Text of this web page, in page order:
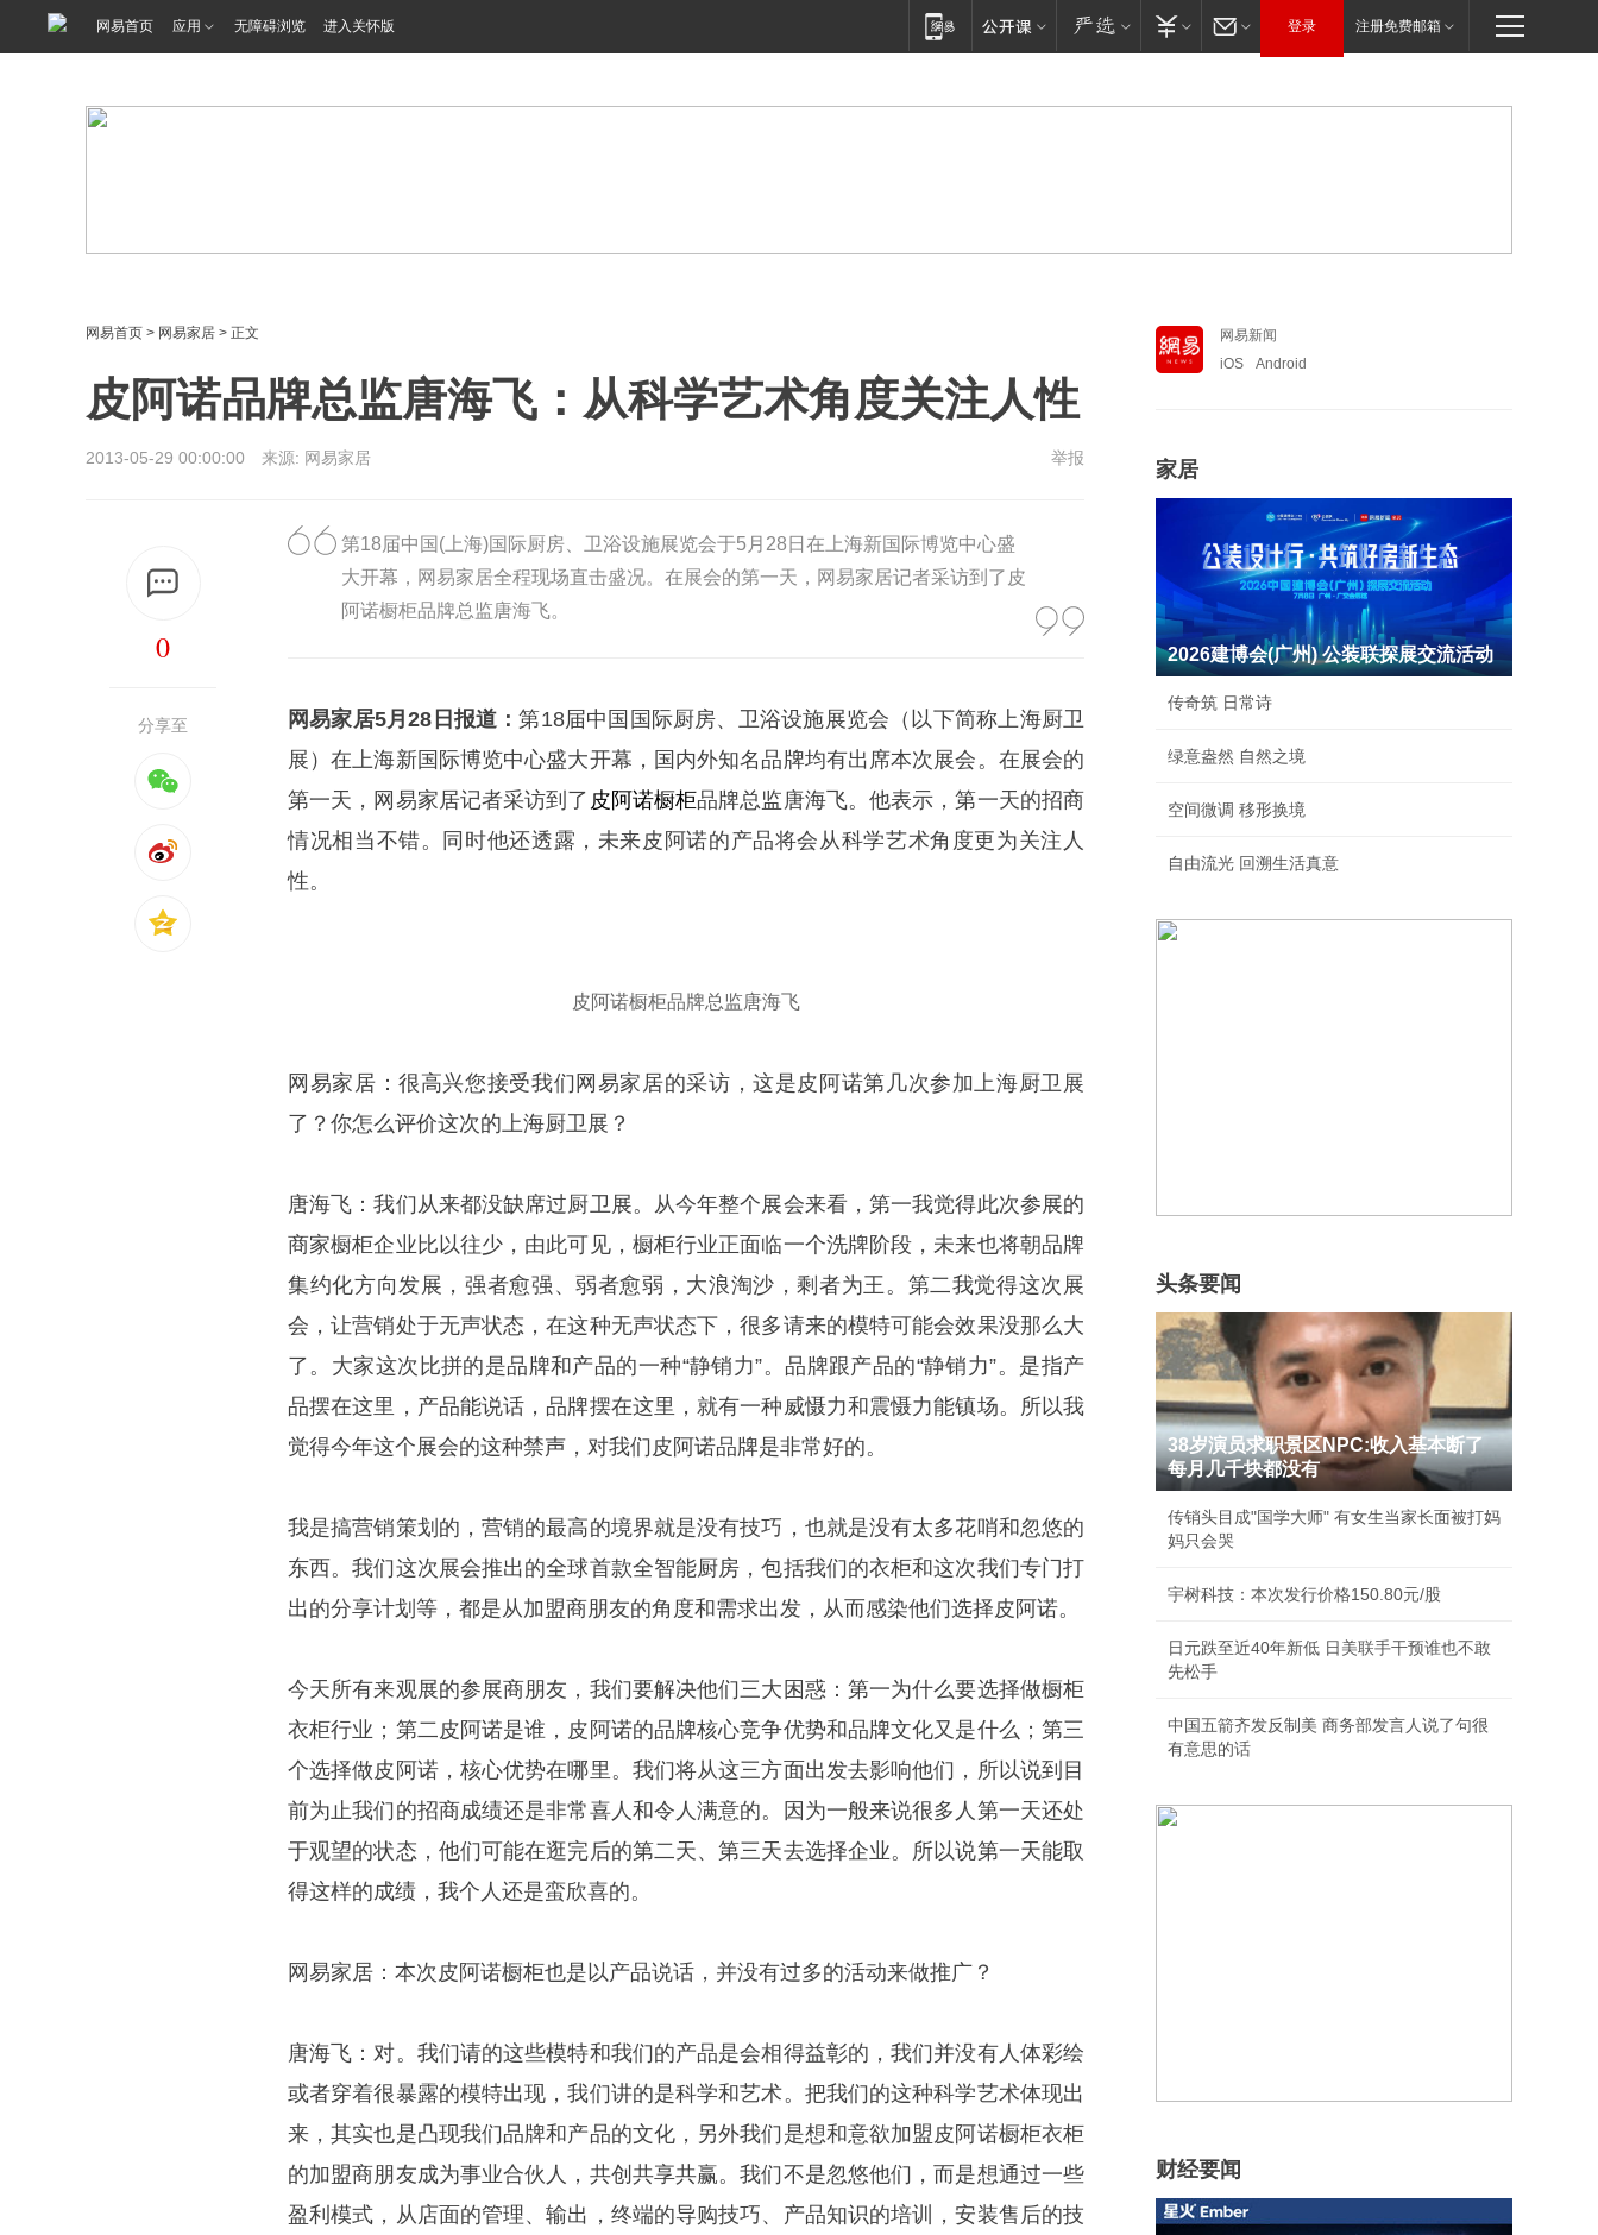
网易首页 应用 无障碍浏览 进入关怀版 登录 注册免费邮箱
网易首页 > 网易家居 > 正文
皮阿诺品牌总监唐海飞：从科学艺术角度关注人性
2013-05-29 00:00:00 来源: 网易家居 举报
0
分享至
第18届中国(上海)国际厨房、卫浴设施展览会于5月28日在上海新国际博览中心盛
大开幕，网易家居全程现场直击盛况。在展会的第一天，网易家居记者采访到了皮
阿诺橱柜品牌总监唐海飞。
网易家居5月28日报道：第18届中国国际厨房、卫浴设施展览会（以下简称上海厨卫
展）在上海新国际博览中心盛大开幕，国内外知名品牌均有出席本次展会。在展会的
第一天，网易家居记者采访到了 皮阿诺橱柜品牌总监唐海飞。他表示，第一天的招商
情况相当不错。同时他还透露，未来皮阿诺的产品将会从科学艺术角度更为关注人
性。
皮阿诺橱柜品牌总监唐海飞
网易家居：很高兴您接受我们网易家居的采访，这是皮阿诺第几次参加上海厨卫展
了？你怎么评价这次的上海厨卫展？
唐海飞：我们从来都没缺席过厨卫展。从今年整个展会来看，第一我觉得此次参展的
商家橱柜企业比以往少，由此可见，橱柜行业正面临一个洗牌阶段，未来也将朝品牌
集约化方向发展，强者愈强、弱者愈弱，大浪淘沙，剩者为王。第二我觉得这次展
会，让营销处于无声状态，在这种无声状态下，很多请来的模特可能会效果没那么大
了。大家这次比拼的是品牌和产品的一种“静销力”。品牌跟产品的“静销力”。是指产
品摆在这里，产品能说话，品牌摆在这里，就有一种威慑力和震慑力能镇场。所以我
觉得今年这个展会的这种禁声，对我们皮阿诺品牌是非常好的。
我是搞营销策划的，营销的最高的境界就是没有技巧，也就是没有太多花哨和忽悠的
东西。我们这次展会推出的全球首款全智能厨房，包括我们的衣柜和这次我们专门打
出的分享计划等，都是从加盟商朋友的角度和需求出发，从而感染他们选择皮阿诺。
今天所有来观展的参展商朋友，我们要解决他们三大困惑：第一为什么要选择做橱柜
衣柜行业；第二皮阿诺是谁，皮阿诺的品牌核心竞争优势和品牌文化又是什么；第三
个选择做皮阿诺，核心优势在哪里。我们将从这三方面出发去影响他们，所以说到目
前为止我们的招商成绩还是非常喜人和令人满意的。因为一般来说很多人第一天还处
于观望的状态，他们可能在逛完后的第二天、第三天去选择企业。所以说第一天能取
得这样的成绩，我个人还是蛮欣喜的。
网易家居：本次皮阿诺橱柜也是以产品说话，并没有过多的活动来做推广？
唐海飞：对。我们请的这些模特和我们的产品是会相得益彰的，我们并没有人体彩绘
或者穿着很暴露的模特出现，我们讲的是科学和艺术。把我们的这种科学艺术体现出
来，其实也是凸现我们品牌和产品的文化，另外我们是想和意欲加盟皮阿诺橱柜衣柜
的加盟商朋友成为事业合伙人，共创共享共赢。我们不是忽悠他们，而是想通过一些
盈利模式，从店面的管理、输出，终端的导购技巧、产品知识的培训，安装售后的技
网易新闻
iOS
Android
家居
2026建博会(广州) 公装联探展交流活动
传奇筑 日常诗
绿意盎然 自然之境
空间微调 移形换境
自由流光 回溯生活真意
头条要闻
38岁演员求职景区NPC:收入基本断了
每月几千块都没有
传销头目成"国学大师" 有女生当家长面被打妈
妈只会哭
宇树科技：本次发行价格150.80元/股
日元跌至近40年新低 日美联手干预谁也不敢
先松手
中国五箭齐发反制美 商务部发言人说了句很
有意思的话
财经要闻